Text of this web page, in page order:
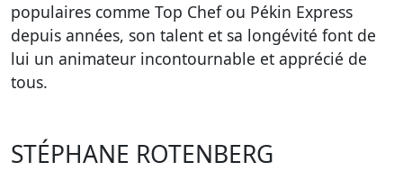
populaires comme Top Chef ou Pékin Express
depuis années, son talent et sa longévité font de
lui un animateur incontournable et apprécié de
tous.
STÉPHANE ROTENBERG